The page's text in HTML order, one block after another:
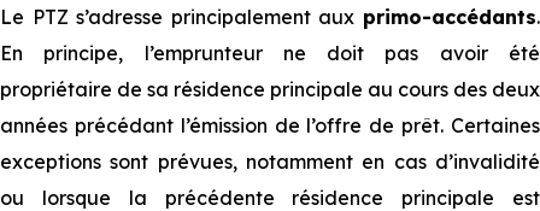
Le PTZ s’adresse principalement aux primo-accédants.
En principe, l’emprunteur ne doit pas avoir été
propriétaire de sa résidence principale au cours des deux
années précédant l’émission de l’of⁠⁠fre de prêt. Certaines
exceptions sont prévues, notamment en cas d’invalidité
ou lorsque la précédente résidence principale est